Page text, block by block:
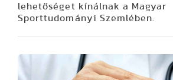
lehetőséget kínálnak a Magyar
Sporttudományi Szemlében.